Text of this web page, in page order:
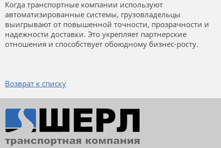
Когда транспортные компании используют
автоматизированные системы, грузовладельцы
выигрывают от повышенной точности, прозрачности и
надежности доставки. Это укрепляет партнерские
отношения и способствует обоюдному бизнес-росту.
Возврат к списку